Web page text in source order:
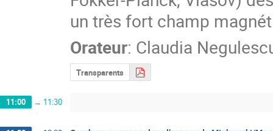
un très fort champ
Orateur: Claudia
Transparents
11:00 → 11:30